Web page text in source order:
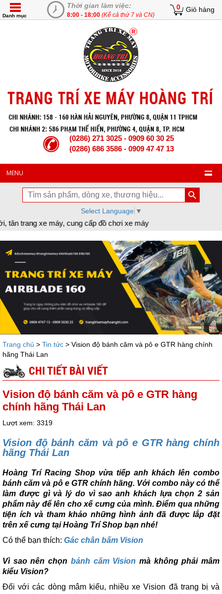
Thời gian làm việc:
8:00 - 18:00 (Kể cả thứ 7 và CN)
0 Giỏ hàng
Danh mục
(0286) 271 3025 - 0909 60 30 25
(0286) 686 3586 - 0909 47 47 13
MENU
Select Language ▼
máy, cung cấp đồ chơi xe máy
Trang chủ > Tin tức > Vision độ bánh căm và pô e GTR hàng chính
hãng Thái Lan
CHI TIẾT BÀI VIẾT
Vision độ bánh căm và pô e GTR hàng
chính hãng Thái Lan
Lượt xem: 3319
Vision độ bánh căm và pô e GTR hàng chính
hãng Thái Lan
Hoàng Trí Racing Shop vừa tiếp anh khách lên combo
bánh căm và pô e GTR chính hãng. Với combo này có thể
làm được gì và lý do vì sao anh khách lựa chọn 2 sản
phẩm này để lên cho xế cưng của mình. Điểm qua những
tiện ích và tham khảo những hình ảnh đã được lắp đặt
trên xế cưng tại Hoàng Trí Shop bạn nhé!
Có thể bạn thích: Gác chân bấm Vision
Vì sao nên chọn bánh căm Vision mà không phải mâm
kiểu Vision?
Đối với các dòng mâm kiểu, nhiều xe Vision đã trang bị và